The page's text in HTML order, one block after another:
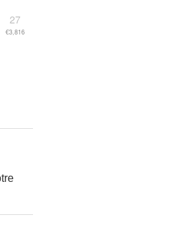
27
€3,816